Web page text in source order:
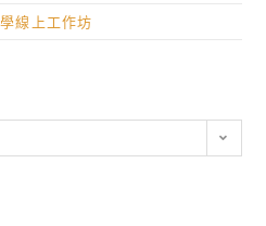
線上工作坊